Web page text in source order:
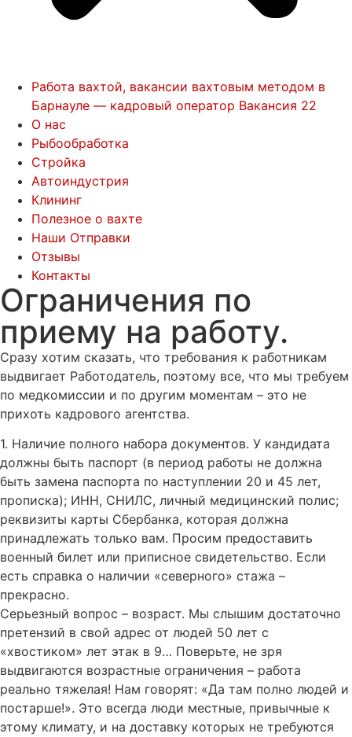
Работа вахтой, вакансии вахтовым методом в
Барнауле — кадровый оператор Вакансия 22
О нас
Рыбообработка
Стройка
Автоиндустрия
Клининг
Полезное о вахте
Наши Отправки
Отзывы
Контакты
Ограничения по
приему на работу.
Сразу хотим сказать, что требования к работникам
выдвигает Работодатель, поэтому все, что мы требуем
по медкомиссии и по другим моментам – это не
прихоть кадрового агентства.
1. Наличие полного набора документов. У кандидата
должны быть паспорт (в период работы не должна
быть замена паспорта по наступлении 20 и 45 лет,
прописка); ИНН, СНИЛС, личный медицинский полис;
реквизиты карты Сбербанка, которая должна
принадлежать только вам. Просим предоставить
военный билет или приписное свидетельство. Если
есть справка о наличии «северного» стажа –
прекрасно.
Серьезный вопрос – возраст. Мы слышим достаточно
претензий в свой адрес от людей 50 лет с
«хвостиком» лет этак в 9… Поверьте, не зря
выдвигаются возрастные ограничения – работа
реально тяжелая! Нам говорят: «Да там полно людей и
постарше!». Это всегда люди местные, привычные к
этому климату, и на доставку которых не требуются